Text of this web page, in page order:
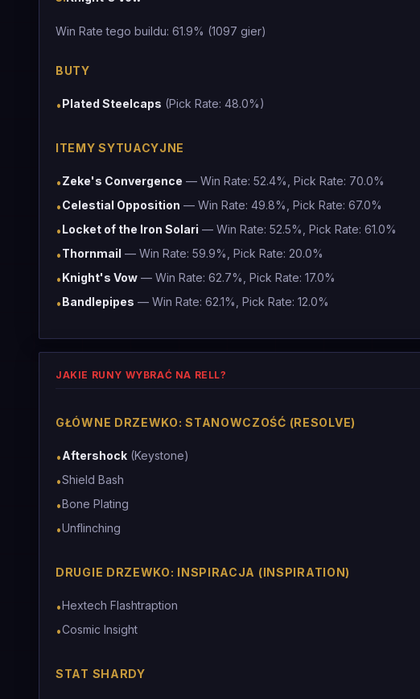
Win Rate tego buildu: 61.9% (1097 gier)
BUTY
•Plated Steelcaps (Pick Rate: 48.0%)
ITEMY SYTUACYJNE
•Zeke's Convergence — Win Rate: 52.4%, Pick Rate: 70.0%
•Celestial Opposition — Win Rate: 49.8%, Pick Rate: 67.0%
•Locket of the Iron Solari — Win Rate: 52.5%, Pick Rate: 61.0%
•Thornmail — Win Rate: 59.9%, Pick Rate: 20.0%
•Knight's Vow — Win Rate: 62.7%, Pick Rate: 17.0%
•Bandlepipes — Win Rate: 62.1%, Pick Rate: 12.0%
JAKIE RUNY WYBRAĆ NA RELL?
GŁÓWNE DRZEWKO: STANOWCZOŚĆ (RESOLVE)
•Aftershock (Keystone)
•Shield Bash
•Bone Plating
•Unflinching
DRUGIE DRZEWKO: INSPIRACJA (INSPIRATION)
•Hextech Flashtraption
•Cosmic Insight
STAT SHARDY